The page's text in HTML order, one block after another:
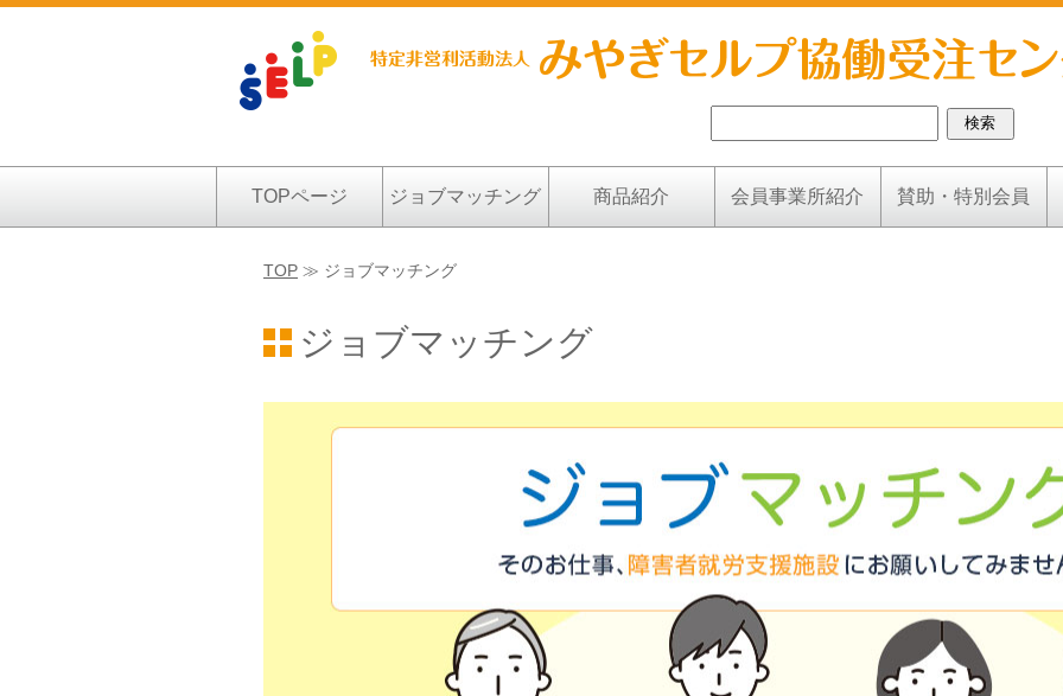
TOPページ ジョブマッチング 商品紹介 会員事業所紹介 賛助・特別会員
TOP ≫ ジョブマッチング
ジョブマッチング